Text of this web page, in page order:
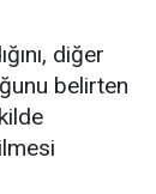
diğer
belirten